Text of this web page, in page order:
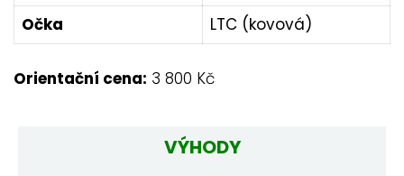
Očka
LTC (kovová)
Orientační cena: 3 800 Kč
VÝHODY